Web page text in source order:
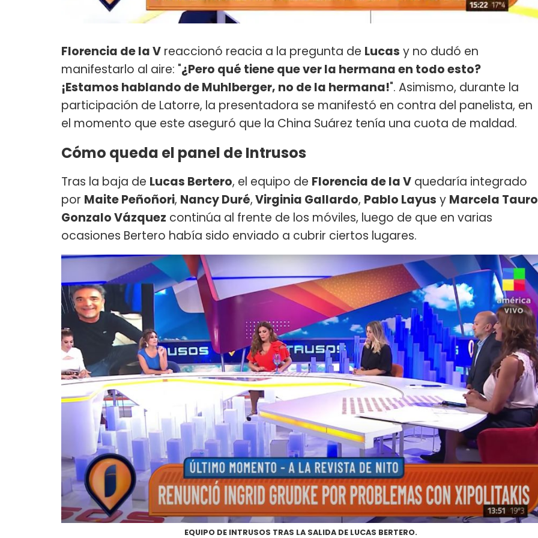
Florencia de la V reaccionó reacia a la pregunta de Lucas y no dudó en
manifestarlo al aire: "¿Pero qué tiene que ver la hermana en todo esto?
¡Estamos hablando de Muhlberger, no de la hermana!". Asimismo, durante la
participación de Latorre, la presentadora se manifestó en contra del panelista, en
el momento que este aseguró que la China Suárez tenía una cuota de maldad.
Cómo queda el panel de Intrusos
Tras la baja de Lucas Bertero, el equipo de Florencia de la V quedaría integrado
por Maite Peñoñori, Nancy Duré,Virginia Gallardo, Pablo Layus y Marcela Tauro
Gonzalo Vázquez continúa al frente de los móviles, luego de que en varias
ocasiones Bertero había sido enviado a cubrir ciertos lugares.
EQUIPO DE INTRUSOS TRAS LA SALIDA DE LUCAS BERTERO.